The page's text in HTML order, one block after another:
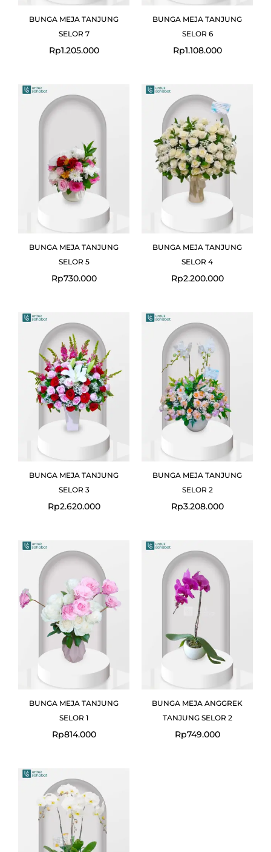
BUNGA MEJA TANJUNG
SELOR 7
Rp1.205.000
BUNGA MEJA TANJUNG
SELOR 6
Rp1.108.000
BUNGA MEJA TANJUNG
SELOR 5
Rp730.000
BUNGA MEJA TANJUNG
SELOR 4
Rp2.200.000
BUNGA MEJA TANJUNG
SELOR 3
Rp2.620.000
BUNGA MEJA TANJUNG
SELOR 2
Rp3.208.000
BUNGA MEJA TANJUNG
SELOR 1
Rp814.000
BUNGA MEJA ANGGREK
TANJUNG SELOR 2
Rp749.000